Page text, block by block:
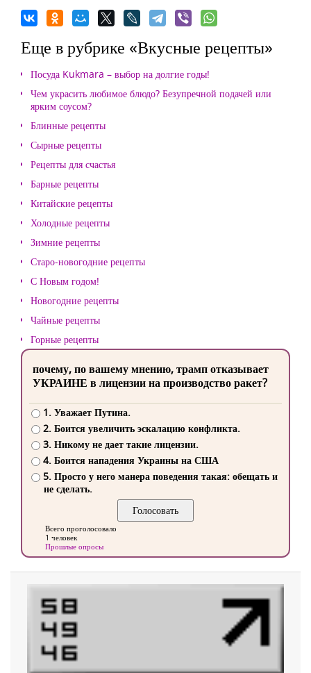
Еще в рубрике «Вкусные рецепты»
Посуда Kukmara – выбор на долгие годы!
Чем украсить любимое блюдо? Безупречной подачей или
ярким соусом?
Блинные рецепты
Сырные рецепты
Рецепты для счастья
Барные рецепты
Китайские рецепты
Холодные рецепты
Зимние рецепты
Старо-новогодние рецепты
С Новым годом!
Новогодние рецепты
Чайные рецепты
Горные рецепты
почему, по вашему мнению, трамп отказывает
УКРАИНЕ в лицензии на производство ракет?
1. Уважает Путина.
2. Боится увеличить эскалацию конфликта.
3. Никому не дает такие лицензии.
4. Боится нападения Украины на США
5. Просто у него манера поведения такая: обещать и
не сделать.
Всего проголосовало
1 человек
Прошлые опросы